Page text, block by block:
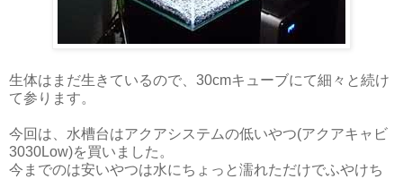
生体はまだ生きているので、30cmキューブにて細々と続け
て参ります。
今回は、水槽台はアクアシステムの低いやつ(アクアキャビ
3030Low)を買いました。
今までのは安いやつは水にちょっと濡れただけでふやけち